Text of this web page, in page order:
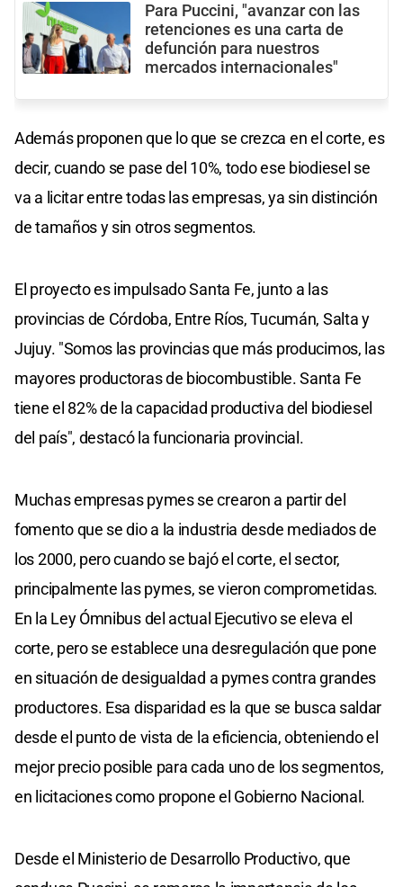
Para Puccini, "avanzar con las
retenciones es una carta de
defunción para nuestros
mercados internacionales"
Además proponen que lo que se crezca en el corte, es
decir, cuando se pase del 10%, todo ese biodiesel se
va a licitar entre todas las empresas, ya sin distinción
de tamaños y sin otros segmentos.
El proyecto es impulsado Santa Fe, junto a las
provincias de Córdoba, Entre Ríos, Tucumán, Salta y
Jujuy. "Somos las provincias que más producimos, las
mayores productoras de biocombustible. Santa Fe
tiene el 82% de la capacidad productiva del biodiesel
del país", destacó la funcionaria provincial.
Muchas empresas pymes se crearon a partir del
fomento que se dio a la industria desde mediados de
los 2000, pero cuando se bajó el corte, el sector,
principalmente las pymes, se vieron comprometidas.
En la Ley Ómnibus del actual Ejecutivo se eleva el
corte, pero se establece una desregulación que pone
en situación de desigualdad a pymes contra grandes
productores. Esa disparidad es la que se busca saldar
desde el punto de vista de la eficiencia, obteniendo el
mejor precio posible para cada uno de los segmentos,
en licitaciones como propone el Gobierno Nacional.
Desde el Ministerio de Desarrollo Productivo, que